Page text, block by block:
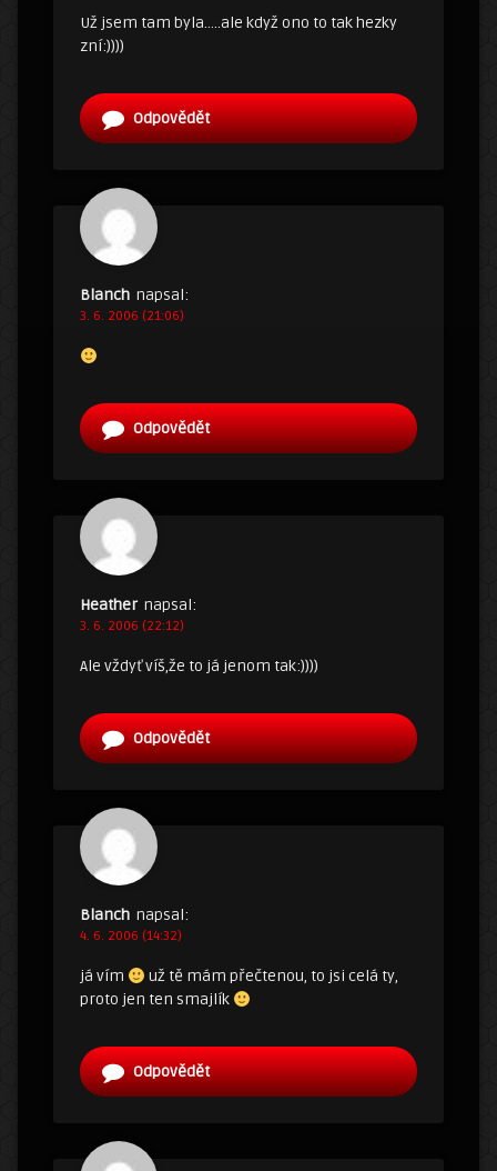
Už jsem tam byla…..ale když ono to tak hezky
zní:))))
Odpovědět
Blanch napsal:
3. 6. 2006 (21:06)
Odpovědět
Heather napsal:
3. 6. 2006 (22:12)
Ale vždyť víš,že to já jenom tak:))))
Odpovědět
Blanch napsal:
4. 6. 2006 (14:32)
já vím
už tě mám přečtenou, to jsi celá ty,
proto jen ten smajlík
Odpovědět